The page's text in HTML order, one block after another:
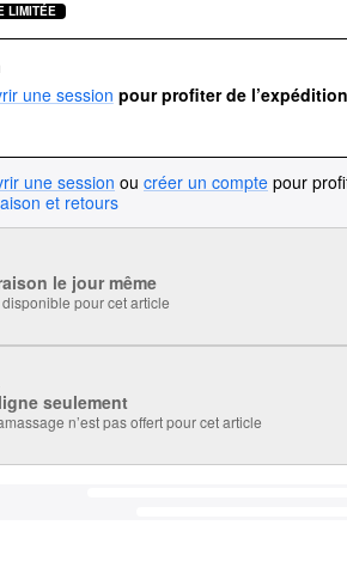
LIMITÉE
une session pour profiter de
une session ou créer un compte pour
et retours
le jour même
pour cet article
seulement
n’est pas offert pour cet article